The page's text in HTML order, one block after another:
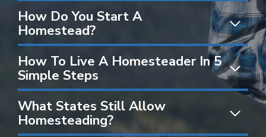
How Do You Start A
Homestead?
How To Live A Homesteader In 5
Simple Steps
What States Still Allow
Homesteading?